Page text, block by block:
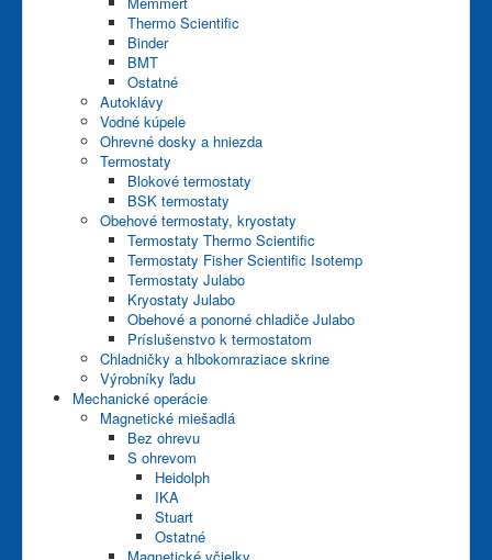
Thermo Scientific
Binder
BMT
Ostatné
Autoklávy
Vodné kúpele
Ohrevné dosky a hniezda
Termostaty
Blokové termostaty
BSK termostaty
Obehové termostaty, kryostaty
Termostaty Thermo Scientific
Termostaty Fisher Scientific Isotemp
Termostaty Julabo
Kryostaty Julabo
Obehové a ponorné chladiče Julabo
Príslušenstvo k termostatom
Chladničky a hlbokomraziace skrine
Výrobníky ľadu
Mechanické operácie
Magnetické miešadlá
Bez ohrevu
S ohrevom
Heidolph
IKA
Stuart
Ostatné